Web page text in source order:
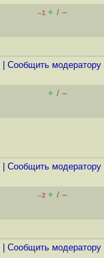
–1 + / –
Cообщить модератору
+ / –
Cообщить модератору
–2 + / –
Cообщить модератору